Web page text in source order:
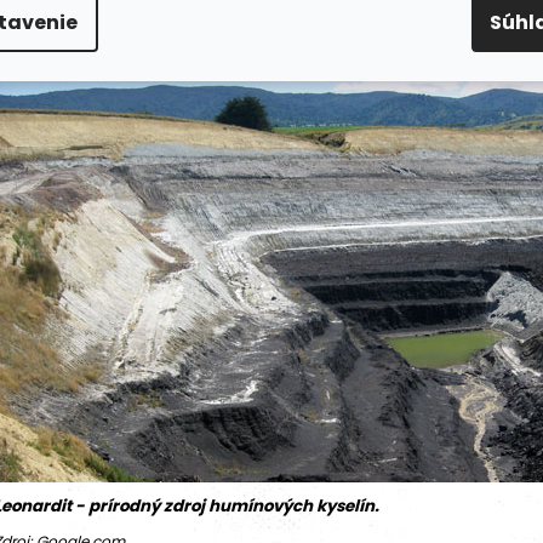
do hry.
- prírodný zdroj humínových kyselín.